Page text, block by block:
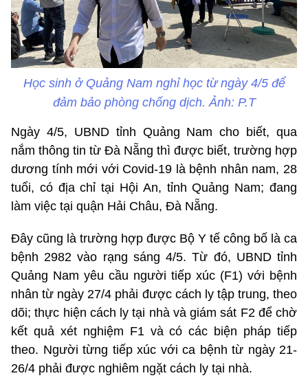
Học sinh ở Quảng Nam nghỉ học từ ngày 4/5 để
đảm bảo phòng chống dịch. Ảnh: P.T
Ngày 4/5, UBND tỉnh Quảng Nam cho biết, qua
nắm thông tin từ Đà Nẵng thì được biết, trường hợp
dương tính mới với Covid-19 là bệnh nhân nam, 28
tuổi, có địa chỉ tại Hội An, tỉnh Quảng Nam; đang
làm việc tại quận Hải Châu, Đà Nẵng.
Đây cũng là trường hợp được Bộ Y tế công bố là ca
bệnh 2982 vào rạng sáng 4/5. Từ đó, UBND tỉnh
Quảng Nam yêu cầu người tiếp xúc (F1) với bệnh
nhân từ ngày 27/4 phải được cách ly tập trung, theo
dõi; thực hiện cách ly tại nhà và giám sát F2 để chờ
kết quả xét nghiệm F1 và có các biện pháp tiếp
theo. Người từng tiếp xúc với ca bệnh từ ngày 21-
26/4 phải được nghiêm ngặt cách ly tại nhà.